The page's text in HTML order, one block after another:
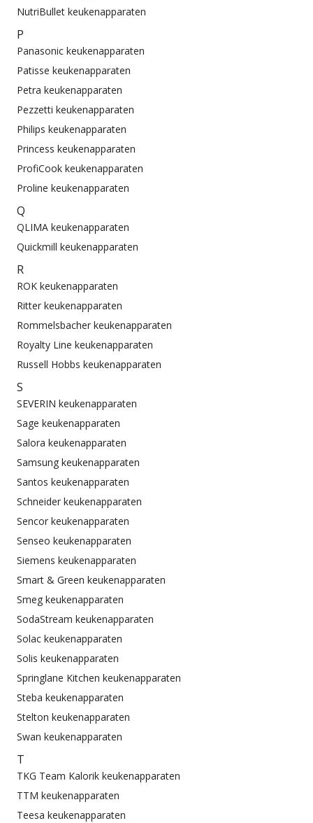
NutriBullet keukenapparaten
P
Panasonic keukenapparaten
Patisse keukenapparaten
Petra keukenapparaten
Pezzetti keukenapparaten
Philips keukenapparaten
Princess keukenapparaten
ProfiCook keukenapparaten
Proline keukenapparaten
Q
QLIMA keukenapparaten
Quickmill keukenapparaten
R
ROK keukenapparaten
Ritter keukenapparaten
Rommelsbacher keukenapparaten
Royalty Line keukenapparaten
Russell Hobbs keukenapparaten
S
SEVERIN keukenapparaten
Sage keukenapparaten
Salora keukenapparaten
Samsung keukenapparaten
Santos keukenapparaten
Schneider keukenapparaten
Sencor keukenapparaten
Senseo keukenapparaten
Siemens keukenapparaten
Smart & Green keukenapparaten
Smeg keukenapparaten
SodaStream keukenapparaten
Solac keukenapparaten
Solis keukenapparaten
Springlane Kitchen keukenapparaten
Steba keukenapparaten
Stelton keukenapparaten
Swan keukenapparaten
T
TKG Team Kalorik keukenapparaten
TTM keukenapparaten
Teesa keukenapparaten